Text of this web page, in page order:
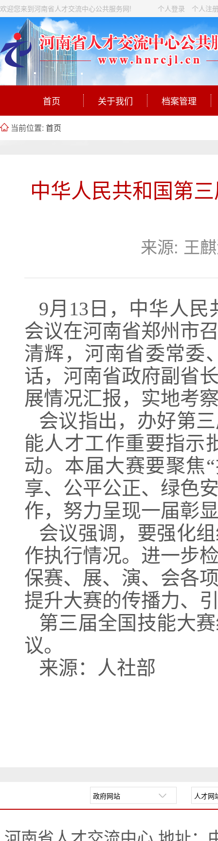
欢迎您来到河南省人才交流中心公共服务网! 个人登录 个人注
首页 关于我们 档案管理
当前位置: 首页
中华人民共和国第
来源: 王
9月13日，中华人
会议在河南省郑州市
清辉，河南省委常委
话，河南省政府副省
展情况汇报，实地考
会议指出，办好第
能人才工作重要指示
动。本届大赛要聚焦
享、公平公正、绿色
作，努力呈现一届彰
会议强调，要强化
作执行情况。进一步
保赛、展、演、会各
提升大赛的传播力、
第三届全国技能大
议。
来源：人社部